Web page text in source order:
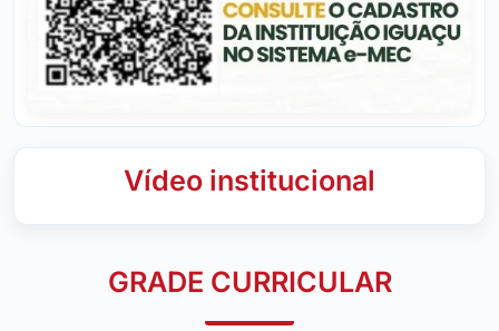
Vídeo institucional
GRADE CURRICULAR